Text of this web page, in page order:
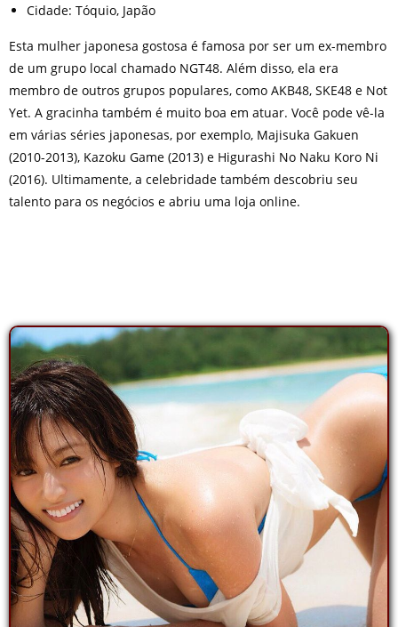
Cidade: Tóquio, Japão
Esta mulher japonesa gostosa é famosa por ser um ex-membro
de um grupo local chamado NGT48. Além disso, ela era
membro de outros grupos populares, como AKB48, SKE48 e Not
Yet. A gracinha também é muito boa em atuar. Você pode vê-la
em várias séries japonesas, por exemplo, Majisuka Gakuen
(2010-2013), Kazoku Game (2013) e Higurashi No Naku Koro Ni
(2016). Ultimamente, a celebridade também descobriu seu
talento para os negócios e abriu uma loja online.